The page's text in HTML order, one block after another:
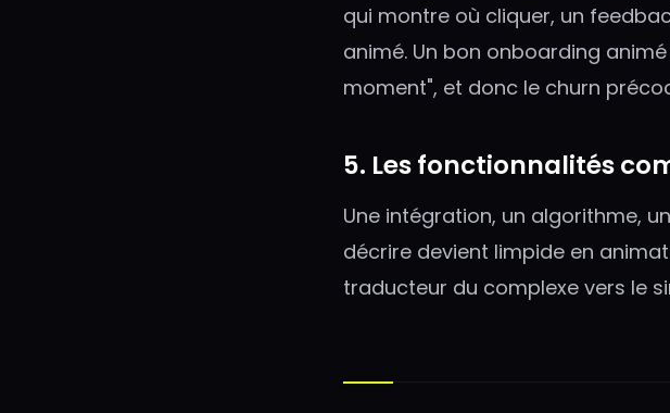
qui montre où cliquer, un
animé. Un bon onboarding
moment", et donc le churn
5. Les fonctionnalités
Une intégration, un algorithme,
décrire devient limpide en
traducteur du complexe vers le